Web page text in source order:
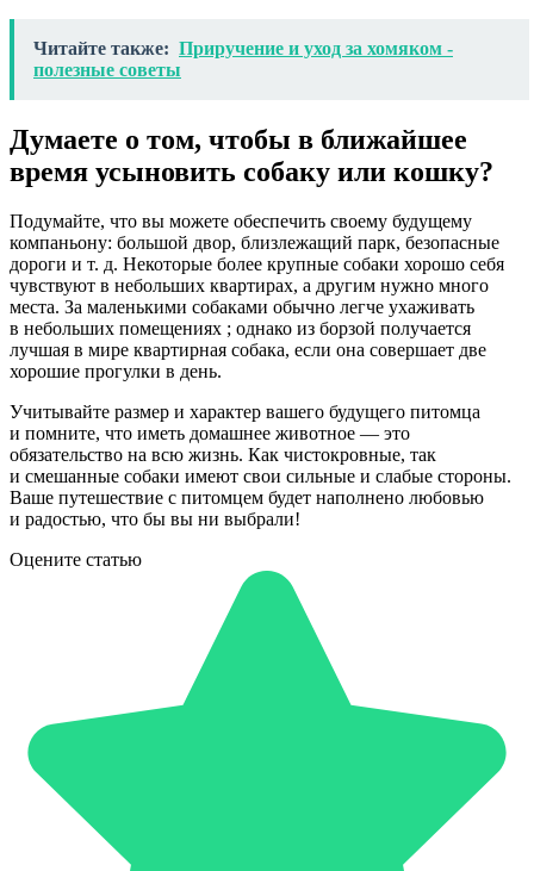
Читайте также: Приручение и уход за хомяком -
полезные советы
Думаете о том, чтобы в ближайшее
время усыновить собаку или кошку?
Подумайте, что вы можете обеспечить своему будущему
компаньону: большой двор, близлежащий парк, безопасные
дороги и т. д. Некоторые более крупные собаки хорошо себя
чувствуют в небольших квартирах, а другим нужно много
места. За маленькими собаками обычно легче ухаживать
в небольших помещениях ; однако из борзой получается
лучшая в мире квартирная собака, если она совершает две
хорошие прогулки в день.
Учитывайте размер и характер вашего будущего питомца
и помните, что иметь домашнее животное — это
обязательство на всю жизнь. Как чистокровные, так
и смешанные собаки имеют свои сильные и слабые стороны.
Ваше путешествие с питомцем будет наполнено любовью
и радостью, что бы вы ни выбрали!
Оцените статью